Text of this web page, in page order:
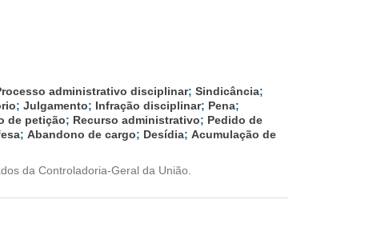
administrativo disciplinar; Sindicância;
; Julgamento; Infração disciplinar; Pena;
de petição; Recurso administrativo; Pedido de
; Abandono de cargo; Desídia; Acumulação de
da Controladoria-Geral da União.